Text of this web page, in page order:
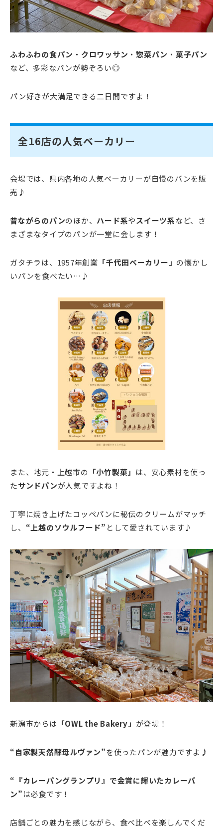
ふわふわの食パン ・ クロワッサン ・ 惣菜パン ・ 菓子パン
など、多彩なパンが勢ぞろい◎
パン好きが大満足できる二日間ですよ！
全16店の人気ベーカリー
会場では、県内各地の人気ベーカリーが自慢のパンを販
売♪
昔ながらのパンのほか、 ハード系やスイーツ系など、さ
まざまなタイプのパンが一堂に会します！
ガタチラは、1957年創業 「千代田ベーカリー」 の懐かし
いパンを食べたい…♪
また、地元・上越市の 「小竹製菓」 は、安心素材を使っ
たサンドパンが人気ですよね！
丁寧に焼き上げたコッペパンに秘伝のクリームがマッチ
し、 “上越のソウルフード” として愛されています♪
新潟市からは 「OWL the Bakery」 が登場！
“自家製天然酵母ルヴァン”を使ったパンが魅力ですよ♪
“『カレーパングランプリ』で金賞に輝いたカレーパ
ン”は必食です！
店舗ごとの魅力を感じながら、食べ比べを楽しんでくだ